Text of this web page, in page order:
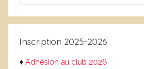
l
s
é
:
Inscription 2025-2026
♦ Adhésion au club 2026